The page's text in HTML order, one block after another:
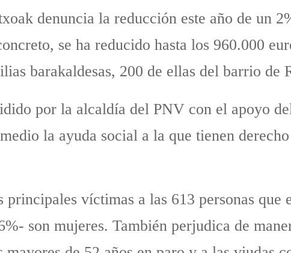
denuncia la reducción este año de un
se ha reducido hasta los 960.000
barakaldesas, 200 de ellas del barrio de
por la alcaldía del PNV con el apoyo
la ayuda social a la que tienen
víctimas a las 613 personas que
son mujeres. También perjudica de